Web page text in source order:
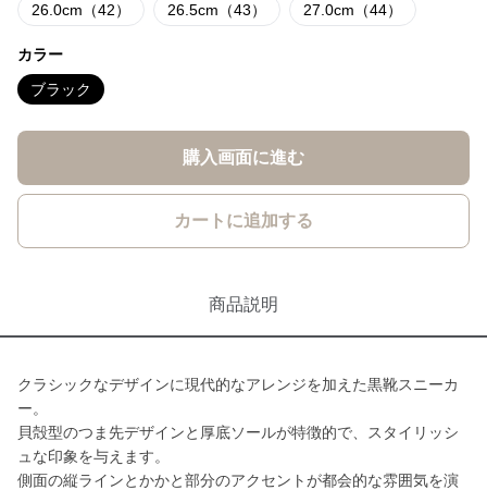
26.0cm（42） 26.5cm（43） 27.0cm（44）
カラー
ブラック
購入画面に進む
カートに追加する
商品説明
クラシックなデザインに現代的なアレンジを加えた黒靴スニーカ
ー。
貝殻型のつま先デザインと厚底ソールが特徴的で、スタイリッシ
ュな印象を与えます。
側面の縦ラインとかかと部分のアクセントが都会的な雰囲気を演